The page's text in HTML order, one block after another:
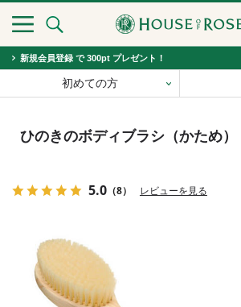
新規会員登録 で 300pt プレゼント！
初めての方
ひのきのボディブラシ（かため）
5.0（8） レビューを見る